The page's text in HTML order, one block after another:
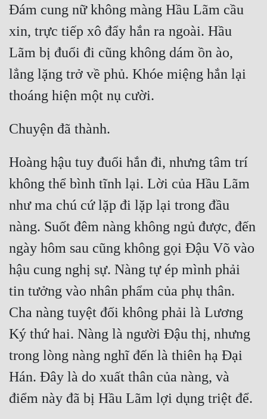
Đám cung nữ không màng Hầu Lãm cầu
xin, trực tiếp xô đẩy hắn ra ngoài. Hầu
Lãm bị đuổi đi cũng không dám ồn ào,
lẳng lặng trở về phủ. Khóe miệng hắn lại
Hoàng hậu tuy đuổi hắn đi, nhưng tâm trí
không thể bình tĩnh lại. Lời của Hầu Lãm
như ma chú cứ lặp đi lặp lại trong đầu
nàng. Suốt đêm nàng không ngủ được, đến
ngày hôm sau cũng không gọi Đậu Võ vào
hậu cung nghị sự. Nàng tự ép mình phải
tin tưởng vào nhân phẩm của phụ thân.
Cha nàng tuyệt đối không phải là Lương
Ký thứ hai. Nàng là người Đậu thị, nhưng
trong lòng nàng nghĩ đến là thiên hạ Đại
Hán. Đây là do xuất thân của nàng, và